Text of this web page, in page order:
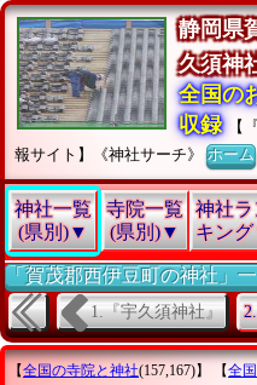
静岡県
久須
全国の
収録
【
報サイト】《神社サーチ》ホーム
神社一覧
(県別)▼
寺院一覧
(県別)▼
神社ラ
キン
「賀茂郡西伊豆町の神社」
1.『宇久須神社』
【全国の寺院と神社(157,167)】 【全